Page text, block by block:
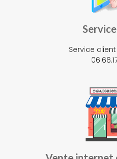
Service